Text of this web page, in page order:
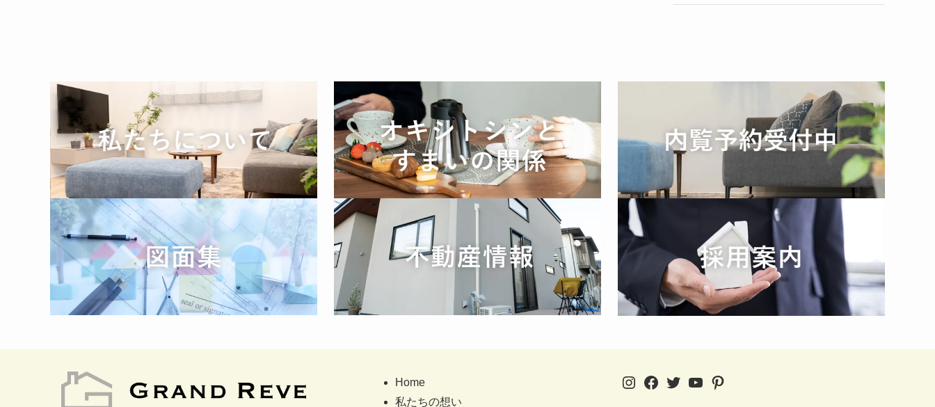
Home
私たちの想い
Instagram
Facebook
Twitter
YouTube
Pinterest